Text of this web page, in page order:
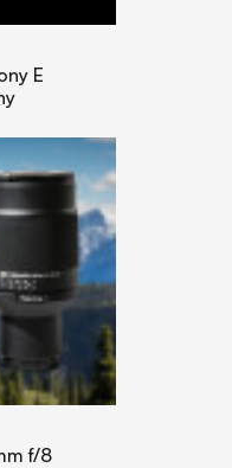
E
f/8